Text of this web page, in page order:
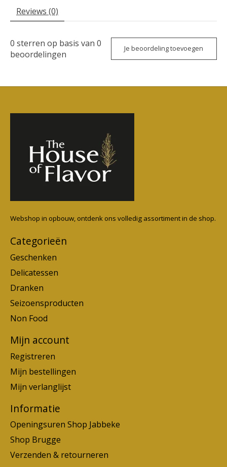
Reviews (0)
0 sterren op basis van 0
beoordelingen
Je beoordeling toevoegen
Webshop in opbouw, ontdenk ons volledig assortiment in de shop.
Categorieën
Geschenken
Delicatessen
Dranken
Seizoensproducten
Non Food
Mijn account
Registreren
Mijn bestellingen
Mijn verlanglijst
Informatie
Openingsuren Shop Jabbeke
Shop Brugge
Verzenden & retourneren